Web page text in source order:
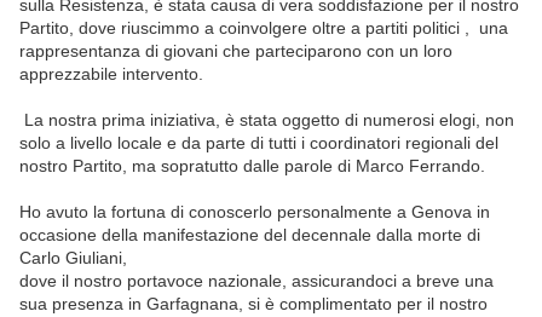
sulla Resistenza, è stata causa di vera soddisfazione per il nostro
Partito, dove riuscimmo a coinvolgere oltre a partiti politici , una
rappresentanza di giovani che parteciparono con un loro
apprezzabile intervento.
La nostra prima iniziativa, è stata oggetto di numerosi elogi, non
solo a livello locale e da parte di tutti i coordinatori regionali del
nostro Partito, ma sopratutto dalle parole di Marco Ferrando.
Ho avuto la fortuna di conoscerlo personalmente a Genova in
occasione della manifestazione del decennale dalla morte di
Carlo Giuliani,
dove il nostro portavoce nazionale, assicurandoci a breve una
sua presenza in Garfagnana, si è complimentato per il nostro